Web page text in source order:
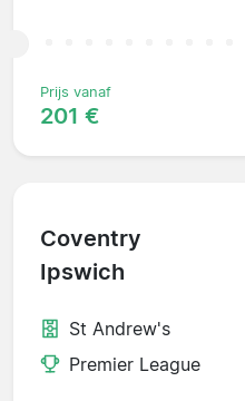
Prijs vanaf
201 €
Coventry
Ipswich
St Andrew's
Premier League